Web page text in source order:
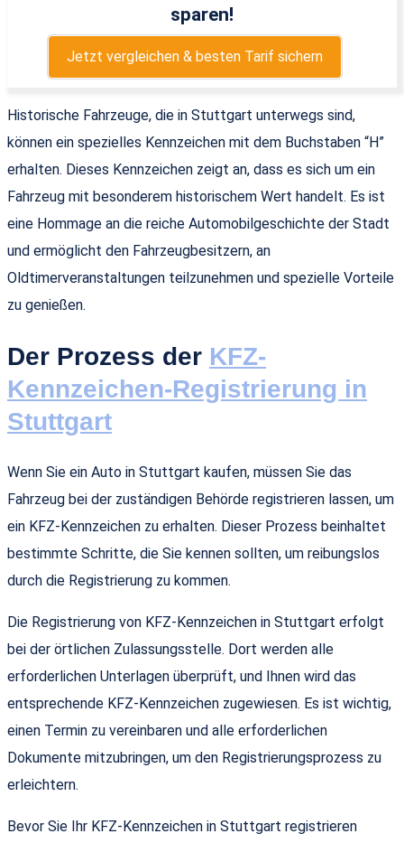
sparen!
Jetzt vergleichen & besten Tarif sichern
Historische Fahrzeuge, die in Stuttgart unterwegs sind,
können ein spezielles Kennzeichen mit dem Buchstaben “H”
erhalten. Dieses Kennzeichen zeigt an, dass es sich um ein
Fahrzeug mit besonderem historischem Wert handelt. Es ist
eine Hommage an die reiche Automobilgeschichte der Stadt
und ermöglicht den Fahrzeugbesitzern, an
Oldtimerveranstaltungen teilzunehmen und spezielle Vorteile
zu genießen.
Der Prozess der KFZ-
Kennzeichen-Registrierung in
Stuttgart
Wenn Sie ein Auto in Stuttgart kaufen, müssen Sie das
Fahrzeug bei der zuständigen Behörde registrieren lassen, um
ein KFZ-Kennzeichen zu erhalten. Dieser Prozess beinhaltet
bestimmte Schritte, die Sie kennen sollten, um reibungslos
durch die Registrierung zu kommen.
Die Registrierung von KFZ-Kennzeichen in Stuttgart erfolgt
bei der örtlichen Zulassungsstelle. Dort werden alle
erforderlichen Unterlagen überprüft, und Ihnen wird das
entsprechende KFZ-Kennzeichen zugewiesen. Es ist wichtig,
einen Termin zu vereinbaren und alle erforderlichen
Dokumente mitzubringen, um den Registrierungsprozess zu
erleichtern.
Bevor Sie Ihr KFZ-Kennzeichen in Stuttgart registrieren